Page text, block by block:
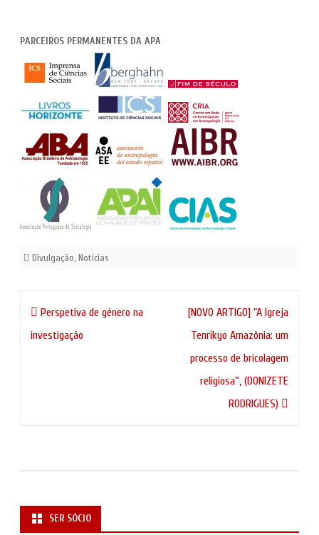
PARCEIROS PERMANENTES DA APA
Divulgação,Notícias
Navegação
de
Perspetiva de género na
investigação
[NOVO ARTIGO] “A Igreja
Tenrikyo Amazônia: um
processo de bricolagem
religiosa”, (DONIZETE
RODRIGUES)
SER SÓCIO